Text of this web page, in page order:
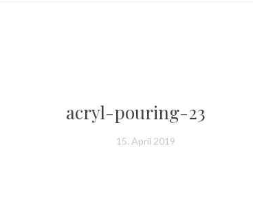
acryl-pouring-23
15. April 2019